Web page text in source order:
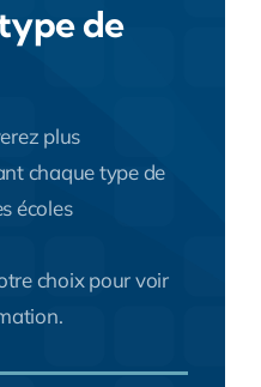
de
plus
chaque type de
écoles
choix pour voir